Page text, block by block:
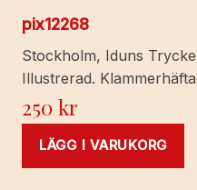
pix12268
Stockholm, Iduns
Illustrerad.
250kr
LÄGG I VARUKORG